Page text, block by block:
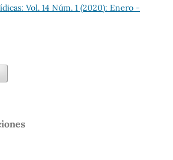
Vol. 14 Núm. 1 (2020): Enero -